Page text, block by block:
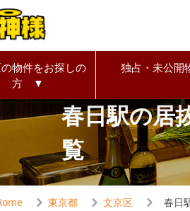
物件をお探しの
方 ▼
独占・未公開
春日駅の居
覧
東京都 文京区 春日